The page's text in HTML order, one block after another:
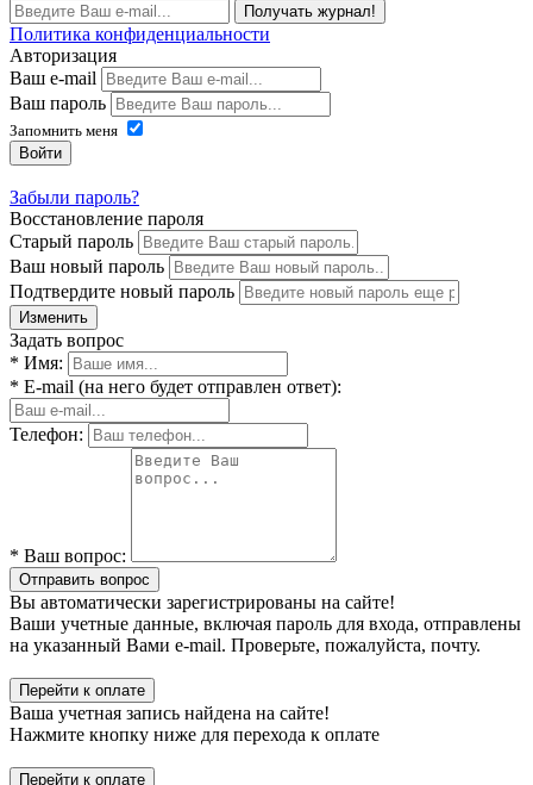
Получать журнал!
Политика конфиденциальности
Авторизация
Ваш e-mail
Ваш пароль
Запомнить меня
Войти
Забыли пароль?
Восстановление пароля
Старый пароль
Ваш новый пароль
Подтвердите новый пароль
Изменить
Задать вопрос
* Имя:
* E-mail (на него будет отправлен ответ):
Телефон:
* Ваш вопрос:
Отправить вопрос
Вы автоматически зарегистрированы на сайте!
Ваши учетные данные, включая пароль для входа, отправлены
на указанный Вами e-mail. Проверьте, пожалуйста, почту.
Перейти к оплате
Ваша учетная запись найдена на сайте!
Нажмите кнопку ниже для перехода к оплате
Перейти к оплате